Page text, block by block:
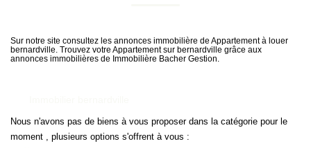
QUI SOMMES NOUS
Créer une alerte
Sur notre site consultez les annonces immobilière de Appartement à louer
bernardville. Trouvez votre Appartement sur bernardville grâce aux
annonces immobilières de Immobilière Bacher Gestion.
Nous n'avons pas de biens à vous proposer dans la catégorie pour le
moment , plusieurs options s'offrent à vous :